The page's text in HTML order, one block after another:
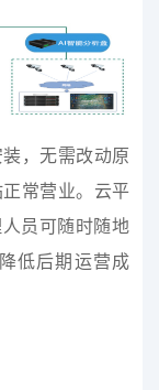
，无需改动原
常营业。云平
员可随时随地
低后期运营成